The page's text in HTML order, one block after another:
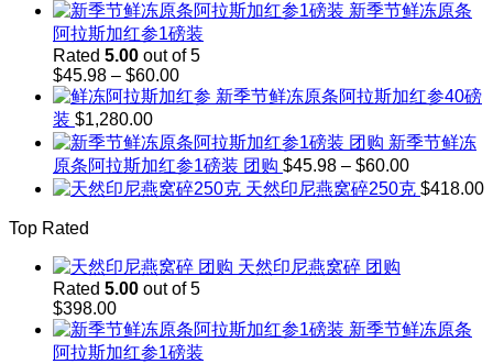
$143.00
新季节鲜冻原条
阿拉斯加红参1磅装
Rated 5.00 out of 5
$45.98 – $60.00Price
range:
through
$60.00
新季节鲜冻原条阿拉斯加红参40磅
装 $1,280.00
新季节鲜冻
原条阿拉斯加红参1磅装 团购 $45.98 – $60.00Price
range:
$45.98
天然印尼燕窝碎250克 $418.00
Top Rated
天然印尼燕窝碎 团购
Rated 5.00 out of 5
$398.00
新季节鲜冻原条
阿拉斯加红参1磅装